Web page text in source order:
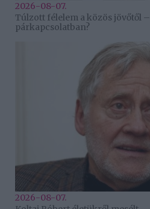
2026-08-07.
Túlzott félelem a közös jövőtől
párkapcsolatban?
2026-08-07.